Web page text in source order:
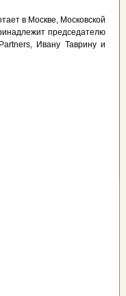
в Москве, Московской
председателю
Ивану Таврину и